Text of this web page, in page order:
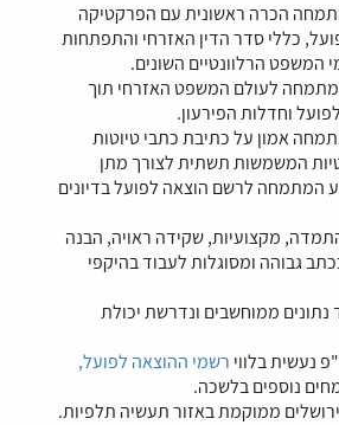
הכרה ראשונית עם הפרקטיקה
כללי סדר הדין האזרחי והתפתחות
המשפט הרלוונטיים השונים.
לעולם המשפט האזרחי תוך
וחדלות הפירעון.
אמון על כתיבת כתבי טיוטות
המשמשות תשתית לצורך מתן
המתמחה לרשם הוצאה לפועל בדיונים
מקצועיות, שקידה ראויה, הבנה
גבוהה ומסוגלות לעבוד בהיקפי
ממוחשבים ונדרשת יכולת
נעשית בלווי רשמי ההוצאה לפועל,
נוספים בלשכה.
ממוקמת באזור תעשיה תלפיות.